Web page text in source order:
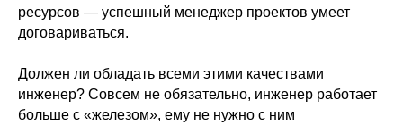
ресурсов — успешный менеджер проектов умеет
договариваться.
Должен ли обладать всеми этими качествами
инженер? Совсем не обязательно, инженер работает
больше с «железом», ему не нужно с ним